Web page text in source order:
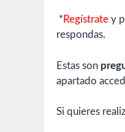
* Regístrate y
respondas.
Estas son
apartado
Si quieres